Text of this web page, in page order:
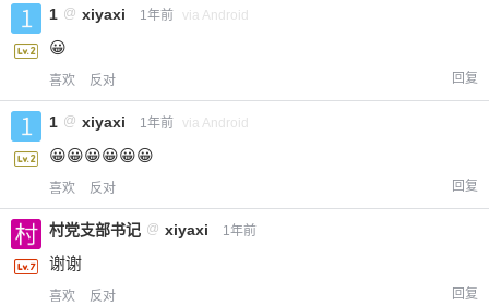
1 @ xiyaxi 1年前 via Android
😀
喜欢 反对 回复
1 @ xiyaxi 1年前 via Android
😀😀😀😀😀😀
喜欢 反对 回复
村党支部书记 @ xiyaxi 1年前
谢谢
喜欢 反对 回复